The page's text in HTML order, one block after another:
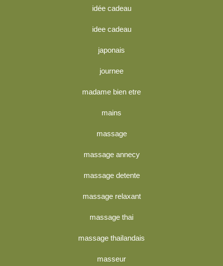
idée cadeau
idee cadeau
japonais
journee
madame bien etre
mains
massage
massage annecy
massage detente
massage relaxant
massage thai
massage thailandais
masseur